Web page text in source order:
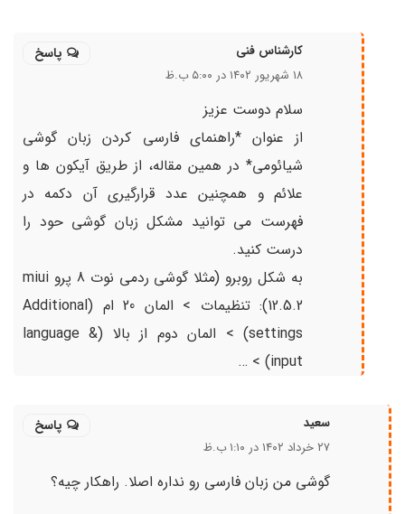
کارشناس فنی
۱۸ شهریور ۱۴۰۲ در ۵:۰۰ ب.ظ
سلام دوست عزیز
از عنوان *راهنمای فارسی کردن زبان گوشی
شیائومی* در همین مقاله، از طریق آیکون ها و
علائم و همچنین عدد قرارگیری آن دکمه در
فهرست می توانید مشکل زبان گوشی حود را
درست کنید.
به شکل روبرو (مثلا گوشی ردمی نوت 8 پرو miui
12.5.2): تنظیمات > المان 20 ام (Additional
settings) > المان دوم از بالا (language &
input) > …
پاسخ
سعید
۲۷ خرداد ۱۴۰۲ در ۱:۱۰ ب.ظ
گوشی من زبان فارسی رو نداره اصلا. راهکار چیه؟
پاسخ